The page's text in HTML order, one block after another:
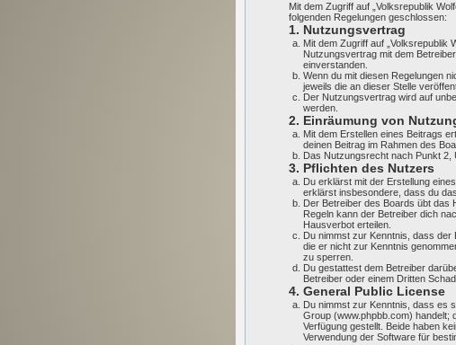
Mit dem Zugriff auf „Volksrepublik
folgenden Regelungen geschlossen:
1. Nutzungsvertrag
Mit dem Zugriff auf „Volksrepublik
Nutzungsvertrag mit dem
einverstanden.
Wenn du mit diesen Regelungen
jeweils die an dieser Stelle
Der Nutzungsvertrag wird auf
werden.
2. Einräumung von
Mit dem Erstellen eines Beitrags
deinen Beitrag im Rahmen des
Das Nutzungsrecht nach Punkt 2,
3. Pflichten des Nutzers
Du erklärst mit der Erstellung
erklärst insbesondere, dass du
Der Betreiber des Boards übt das
Regeln kann der Betreiber dich
Hausverbot erteilen.
Du nimmst zur Kenntnis, dass der
die er nicht zur Kenntnis
zu sperren.
Du gestattest dem Betreiber
Betreiber oder einem Dritten
4. General Public License
Du nimmst zur Kenntnis, dass es
Group (www.phpbb.com) handelt;
Verfügung gestellt. Beide haben
Verwendung der Software für